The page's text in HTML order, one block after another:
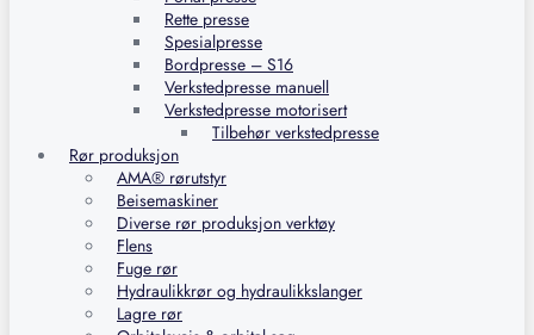
Rette presse
Spesialpresse
Bordpresse – S16
Verkstedpresse manuell
Verkstedpresse motorisert
Tilbehør verkstedpresse
Rør produksjon
AMA® rørutstyr
Beisemaskiner
Diverse rør produksjon verktøy
Flens
Fuge rør
Hydraulikkrør og hydraulikkslanger
Lagre rør